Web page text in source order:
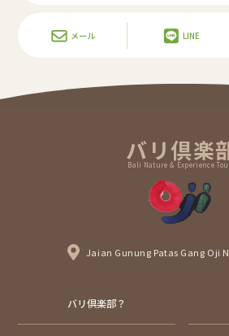
メール LINE
バリ倶楽
Bali Nature & Experience
Jaian Gunung Patas Gang Oji
バリ倶楽部？